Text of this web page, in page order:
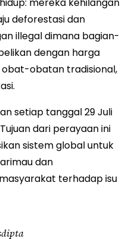
deforestasi dan
illegal dimana bagian-
dengan harga
obat-obatan tradisional,
setiap tanggal 29 Juli
dari perayaan ini
sistem global untuk
dan
terhadap isu